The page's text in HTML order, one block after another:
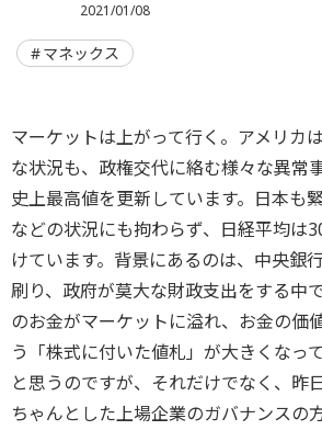
2021/01/08
マネックス
マーケットは上がって行く。アメリカ
な状況も、政権交代に絡む様々な異常
史上最高値を更新しています。日本も
などの状況にも拘わらず、日経平均は
けています。背景にあるのは、中央銀
刷り、政府が莫大な財政支出をする中
のお金がマーケットに溢れ、お金の価
う「株式に付いた値札」が大きくなっ
と思うのですが、それだけでなく、昨
ちゃんとした上場企業のガバナンスの